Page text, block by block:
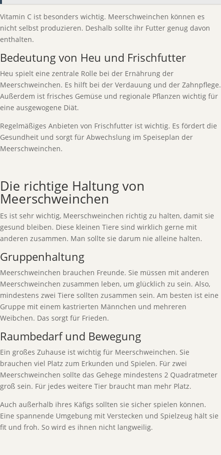
Vitamin C ist besonders wichtig. Meerschweinchen können es
nicht selbst produzieren. Deshalb sollte ihr Futter genug davon
enthalten.
Bedeutung von Heu und Frischfutter
Heu spielt eine zentrale Rolle bei der Ernährung der
Meerschweinchen. Es hilft bei der Verdauung und der Zahnpflege.
Außerdem ist frisches Gemüse und regionale Pflanzen wichtig für
eine ausgewogene Diät.
Regelmäßiges Anbieten von Frischfutter ist wichtig. Es fördert die
Gesundheit und sorgt für Abwechslung im Speiseplan der
Meerschweinchen.
Die richtige Haltung von
Meerschweinchen
Es ist sehr wichtig, Meerschweinchen richtig zu halten, damit sie
gesund bleiben. Diese kleinen Tiere sind wirklich gerne mit
anderen zusammen. Man sollte sie darum nie alleine halten.
Gruppenhaltung
Meerschweinchen brauchen Freunde. Sie müssen mit anderen
Meerschweinchen zusammen leben, um glücklich zu sein. Also,
mindestens zwei Tiere sollten zusammen sein. Am besten ist eine
Gruppe mit einem kastrierten Männchen und mehreren
Weibchen. Das sorgt für Frieden.
Raumbedarf und Bewegung
Ein großes Zuhause ist wichtig für Meerschweinchen. Sie
brauchen viel Platz zum Erkunden und Spielen. Für zwei
Meerschweinchen sollte das Gehege mindestens 2 Quadratmeter
groß sein. Für jedes weitere Tier braucht man mehr Platz.
Auch außerhalb ihres Käfigs sollten sie sicher spielen können.
Eine spannende Umgebung mit Verstecken und Spielzeug hält sie
fit und froh. So wird es ihnen nicht langweilig.